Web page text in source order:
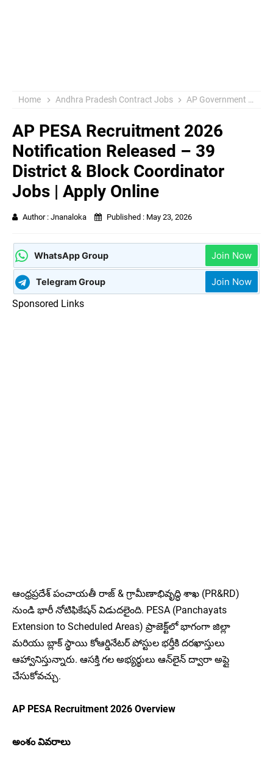
Home Andhra Pradesh Contract Jobs AP Government Jobs 2026
AP PESA Recruitment 2026
Notification Released – 39
District & Block Coordinator
Jobs | Apply Online
Author : Jnanaloka Published : May 23, 2026
WhatsApp Group Join Now
Telegram Group
Join Now
Sponsored Links
ఆంధ్రప్రదేశ్ పంచాయతీ రాజ్ & గ్రామీణాభివృద్ధి శాఖ (PR&RD)
నుండి భారీ నోటిఫికేషన్ విడుదలైంది. PESA (Panchayats
Extension to Scheduled Areas) ప్రాజెక్ట్‌లో భాగంగా జిల్లా
మరియు బ్లాక్ స్థాయి కోఆర్డినేటర్ పోస్టుల భర్తీకి దరఖాస్తులు
ఆహ్వానిస్తున్నారు. ఆసక్తి గల అభ్యర్థులు ఆన్‌లైన్ ద్వారా అప్లై
చేసుకోవచ్చు.
AP PESA Recruitment 2026 Overview
అంశం వివరాలు